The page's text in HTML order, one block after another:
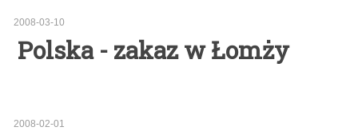
2008-03-10
Polska - zakaz w Łomży
2008-02-01